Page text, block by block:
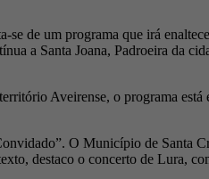
de um programa que irá
a Santa Joana, Padroeira da
Aveirense, o programa está
O Município de Santa
destaco o concerto de Lura,